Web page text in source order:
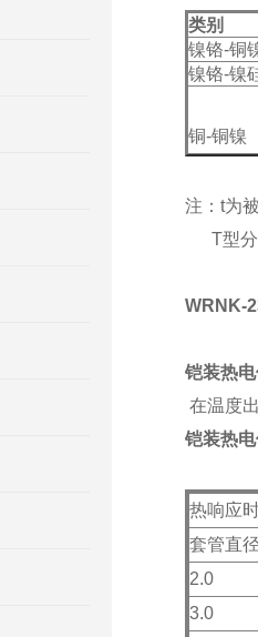
类别
镍铬-铜
镍铬-镍
铜-铜镍
注：t为
T型分
WRNK-
铠装热
在温度
铠装热
热响应
套管直
2.0
3.0